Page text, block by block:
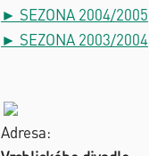
► SEZONA 2004/2005
► SEZONA 2003/2004
Adresa: